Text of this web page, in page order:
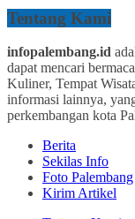
Tentang Kami
infopalembang.id
dapat mencari
Kuliner, Tempat
informasi lainnya,
perkembangan kota
Berita
Sekilas Info
Foto Palembang
Kirim Artikel